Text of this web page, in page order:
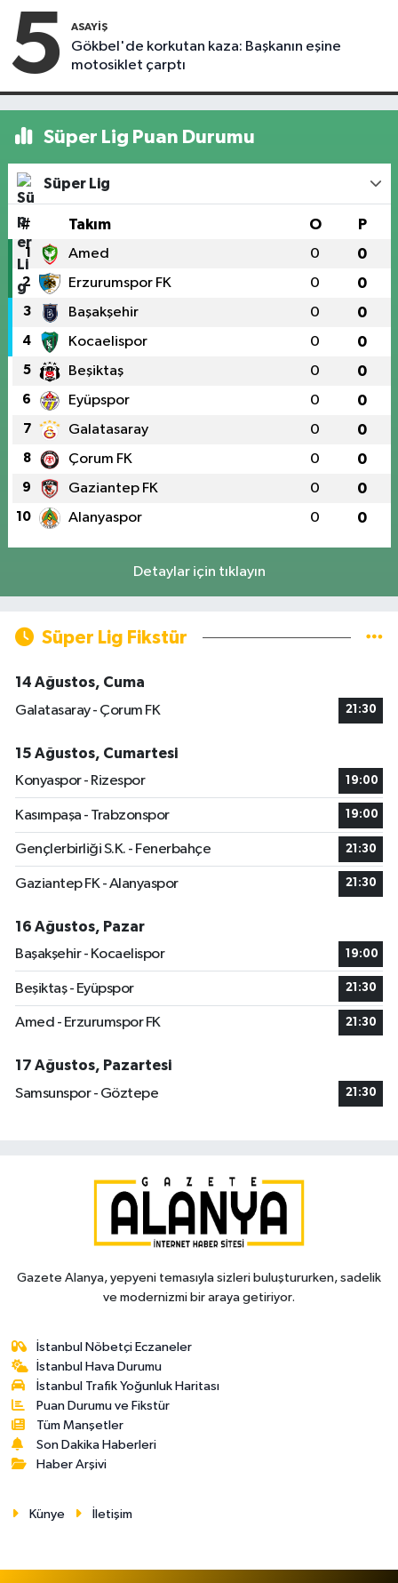
5 ASAYIŞ
Gökbel'de korkutan kaza: Başkanın eşine
motosiklet çarptı
Süper Lig Puan Durumu
Süper Lig
# Takım O P
1 Amed 0 0
2 Erzurumspor FK 0 0
3 Başakşehir 0 0
4 Kocaelispor 0 0
5 Beşiktaş 0 0
6 Eyüpspor 0 0
7 Galatasaray 0 0
8 Çorum FK 0 0
9 Gaziantep FK 0 0
10 Alanyaspor 0 0
Detaylar için tıklayın
Süper Lig Fikstür
14 Ağustos, Cuma
Galatasaray - Çorum FK
21:30
15 Ağustos, Cumartesi
Konyaspor - Rizespor
19:00
Kasımpaşa - Trabzonspor 19:00
Gençlerbirliği S.K. - Fenerbahçe 21:30
Gaziantep FK - Alanyaspor 21:30
16 Ağustos, Pazar
Başakşehir - Kocaelispor
19:00
Beşiktaş - Eyüpspor 21:30
Amed - Erzurumspor FK 21:30
17 Ağustos, Pazartesi
Samsunspor - Göztepe
21:30
Gazete Alanya, yepyeni temasıyla sizleri buluştururken, sadelik
ve modernizmi bir araya getiriyor.
İstanbul Nöbetçi Eczaneler
İstanbul Hava Durumu
İstanbul Trafik Yoğunluk Haritası
Puan Durumu ve Fikstür
Tüm Manşetler
Son Dakika Haberleri
Haber Arşivi
Künye İletişim